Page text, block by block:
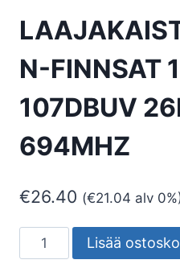
N-FINNSAT
107DBUV
694MHZ
€26.40 (€21.04 alv
FINNSAT
Lisää